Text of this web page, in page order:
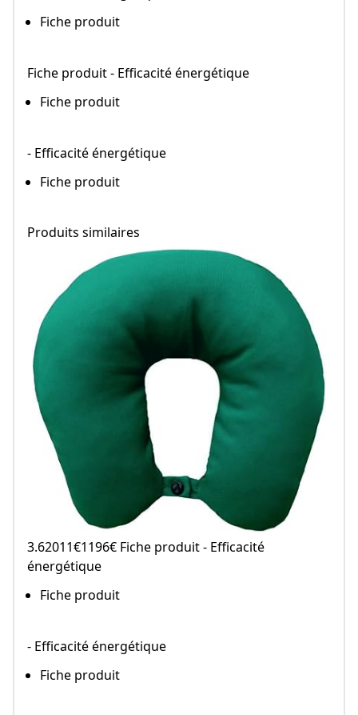
Fiche produit
Fiche produit - Efficacité énergétique
Fiche produit
- Efficacité énergétique
Fiche produit
Produits similaires
3.62011€1196€ Fiche produit - Efficacité
énergétique
Fiche produit
- Efficacité énergétique
Fiche produit